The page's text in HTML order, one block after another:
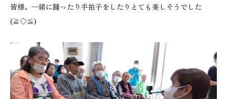
皆様、一緒に踊ったり手拍子をしたりとても楽しそうでした
(≧◇≦)